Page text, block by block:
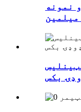
نمونه
بکس